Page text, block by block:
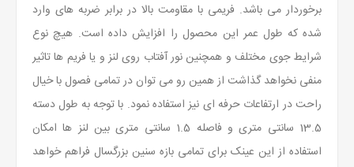
برخوردار می باشد. فریمی با مقاومت بالا در برابر ضربه های وارد
شده که طول عمر این محصول را افزایش داده است. هیچ نوع
شرایط جوی مختلف و همچنین نور آفتاب روی لنز و یا فریم ها تاثیر
منفی نخواهد گذاشت از همین رو می توان در تمامی فصول با خیال
راحت در ارتفاعات حرفه ای نیز استفاده نمود. با توجه به طول دسته
13.5 سانتی متری و فاصله 1.5 سانتی متری بین لنز ها امکان
استفاده از این عینک برای تمامی بازه سنین بزرگسال فراهم خواهد